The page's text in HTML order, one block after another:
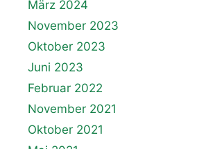
März 2024
November 2023
Oktober 2023
Juni 2023
Februar 2022
November 2021
Oktober 2021